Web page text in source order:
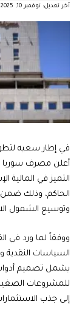
آخر تعديل: نوفمبر 10, 2025 7:15 م
في إطار سعيه
أعلن مصرف سوريا
التميز في المالية
الحاكم، وذلك ضمن
وتوسيع الشمول
ووفقاً لما ورد في
السياسات النقدية
يشمل تصميم
للمشروعات
إلى جذب